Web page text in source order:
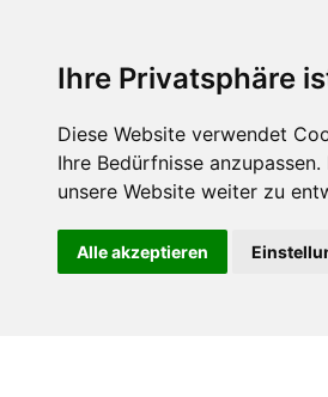
Ihre Privatsphäre
Diese Website verwendet
Ihre Bedürfnisse
unsere Website weiter zu
Alle akzeptieren